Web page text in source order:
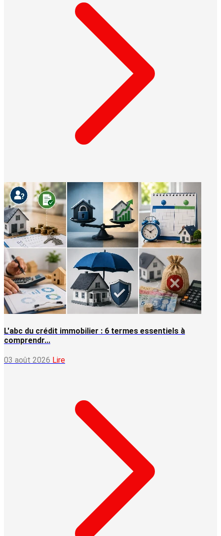
L'abc du crédit immobilier : 6 termes essentiels à
comprendr...
03 août 2026 Lire